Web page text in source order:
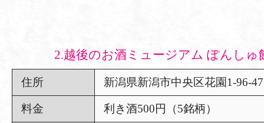
2.越後のお酒ミュージアム ぽんしゅ
住所 新潟県新潟市中央区花園1-96-
料金 利き酒500円（5銘柄）